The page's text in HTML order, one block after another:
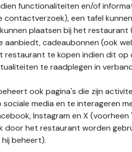
functionaliteiten en/of
een tafel
plaatsen bij het
aanbiedt, cadeaubonnen (ook
restaurant te kopen indien dit
te raadplegen in
ook pagina's die zijn
media en te interageren
Instagram en X
door het restaurant worden
beheert).